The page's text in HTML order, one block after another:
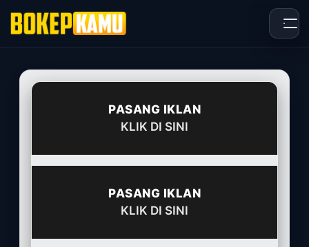
PASANG IKLAN
KLIK DI SINI
PASANG IKLAN
KLIK DI SINI